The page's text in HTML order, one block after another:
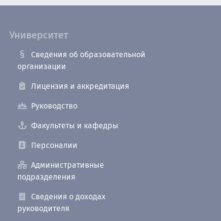
Университет
Сведения об образовательной
организации
Лицензия и аккредитация
Руководство
Факультеты и кафедры
Персоналии
Административные
подразделения
Сведения о доходах
руководителя